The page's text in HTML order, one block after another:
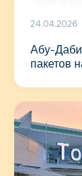
24.04.2026
Абу-Даби
пакетов